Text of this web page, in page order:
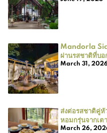
Mandorla
ผ่านรสชาติที่บ
March 31,
ส่งต่อรสชาติคู่
หอมกรุ่นจากเ
March 26,